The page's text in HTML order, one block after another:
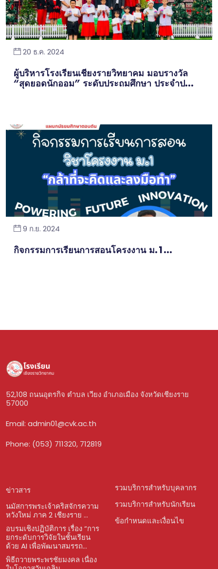
20 ธ.ค. 2024
ผู้บริหารโรงเรียนเชียงรายวิทยาคม มอบรางวัล
“สุดยอดนักออม” ระดับประถมศึกษา ประจำป...
9 ก.ย. 2024
กิจกรรมการเรียนการสอนโครงงาน ม.1...
52,108 ถนนอุตรกิจ ตำบล เวียง อำเภอเมือง จังหวัดเชียงราย
57000
Email: admin01@cvk.ac.th
Phone: (053) 711320, 712819
ข่าวสาร
นมัสการพระเจ้าคริสจักรความ
หวังใหม่ ภาค 2 เชียงราย ...
อบรมเชิงปฏิบัติการ เรื่อง “การ
ยกระดับการวิจัยในชั้นเรียน
ด้วย AI เพื่อพัฒนาสมรรถ...
พิธีถวายพระพรชัยมงคล เนื่อง
รวมบริการสำหรับบุคลากร
รวมบริการสำหรับนักเรียน
ข้อกำหนดและเงื่อนไข